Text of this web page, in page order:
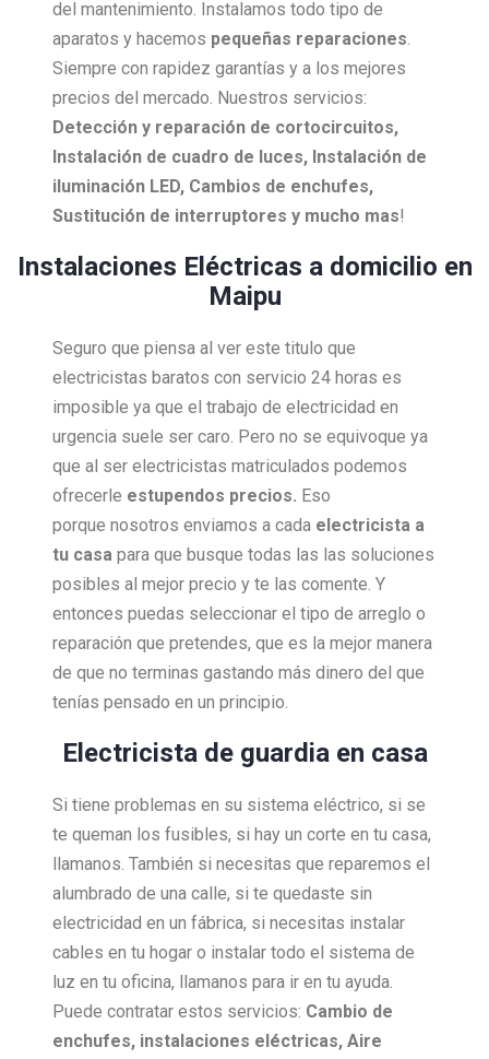
del mantenimiento. Instalamos todo tipo de
aparatos y hacemos pequeñas reparaciones.
Siempre con rapidez garantías y a los mejores
precios del mercado. Nuestros servicios:
Detección y reparación de cortocircuitos,
Instalación de cuadro de luces, Instalación de
iluminación LED, Cambios de enchufes,
Sustitución de interruptores y mucho mas!
Instalaciones Eléctricas a domicilio en
Maipu
Seguro que piensa al ver este titulo que
electricistas baratos con servicio 24 horas es
imposible ya que el trabajo de electricidad en
urgencia suele ser caro. Pero no se equivoque ya
que al ser electricistas matriculados podemos
ofrecerle estupendos precios. Eso
porque nosotros enviamos a cada electricista a
tu casa para que busque todas las las soluciones
posibles al mejor precio y te las comente. Y
entonces puedas seleccionar el tipo de arreglo o
reparación que pretendes, que es la mejor manera
de que no terminas gastando más dinero del que
tenías pensado en un principio.
Electricista de guardia en casa
Si tiene problemas en su sistema eléctrico, si se
te queman los fusibles, si hay un corte en tu casa,
llamanos. También si necesitas que reparemos el
alumbrado de una calle, si te quedaste sin
electricidad en un fábrica, si necesitas instalar
cables en tu hogar o instalar todo el sistema de
luz en tu oficina, llamanos para ir en tu ayuda.
Puede contratar estos servicios: Cambio de
enchufes, instalaciones eléctricas, Aire